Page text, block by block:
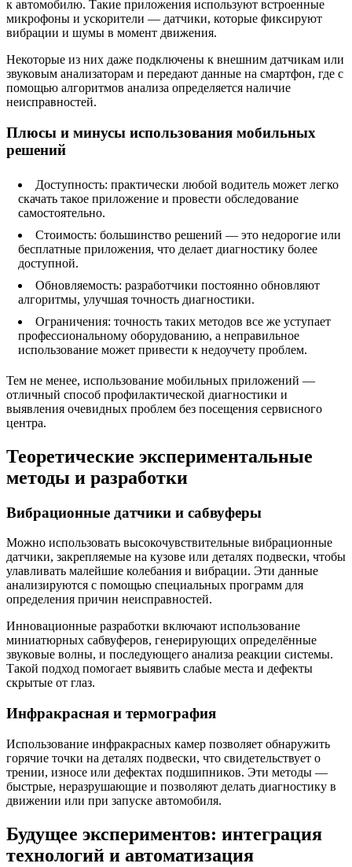
к автомобилю. Такие приложения используют встроенные
микрофоны и ускорители — датчики, которые фиксируют
вибрации и шумы в момент движения.
Некоторые из них даже подключены к внешним датчикам или
звуковым анализаторам и передают данные на смартфон, где с
помощью алгоритмов анализа определяется наличие
неисправностей.
Плюсы и минусы использования мобильных
решений
Доступность: практически любой водитель может легко
скачать такое приложение и провести обследование
самостоятельно.
Стоимость: большинство решений — это недорогие или
бесплатные приложения, что делает диагностику более
доступной.
Обновляемость: разработчики постоянно обновляют
алгоритмы, улучшая точность диагностики.
Ограничения: точность таких методов все же уступает
профессиональному оборудованию, а неправильное
использование может привести к недоучету проблем.
Тем не менее, использование мобильных приложений —
отличный способ профилактической диагностики и
выявления очевидных проблем без посещения сервисного
центра.
Теоретические экспериментальные
методы и разработки
Вибрационные датчики и сабвуферы
Можно использовать высокочувствительные вибрационные
датчики, закрепляемые на кузове или деталях подвески, чтобы
улавливать малейшие колебания и вибрации. Эти данные
анализируются с помощью специальных программ для
определения причин неисправностей.
Инновационные разработки включают использование
миниатюрных сабвуферов, генерирующих определённые
звуковые волны, и последующего анализа реакции системы.
Такой подход помогает выявить слабые места и дефекты
скрытые от глаз.
Инфракрасная и термография
Использование инфракрасных камер позволяет обнаружить
горячие точки на деталях подвески, что свидетельствует о
трении, износе или дефектах подшипников. Эти методы —
быстрые, неразрушающие и позволяют делать диагностику в
движении или при запуске автомобиля.
Будущее экспериментов: интеграция
технологий и автоматизация